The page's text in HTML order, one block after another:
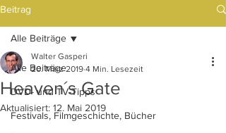
Beitrag
Alle Beiträge
DVD- und TV-Tipps
Festivals, Filmgeschichte, Bücher
Alle Beiträge
Heaven´s Gate
Walter Gasperi
20. März 2019 4 Min. Lesezeit
Aktualisiert: 12. Mai 2019